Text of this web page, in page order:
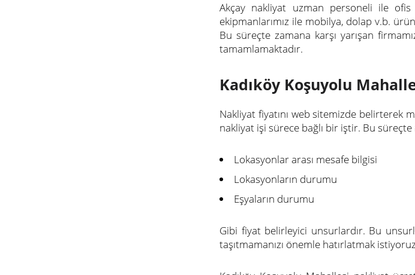
Akçay nakliyat uzman personeli ile ofis
ekipmanlarımız ile mobilya, dolap v.b.
Bu süreçte zamana karşı yarışan
tamamlamaktadır.
Kadıköy Koşuyolu
Nakliyat fiyatını web sitemizde belirterek
nakliyat işi sürece bağlı bir iştir. Bu
Lokasyonlar arası mesafe bilgisi
Lokasyonların durumu
Eşyaların durumu
Gibi fiyat belirleyici unsurlardır. Bu
taşıtmamanızı önemle hatırlatmak